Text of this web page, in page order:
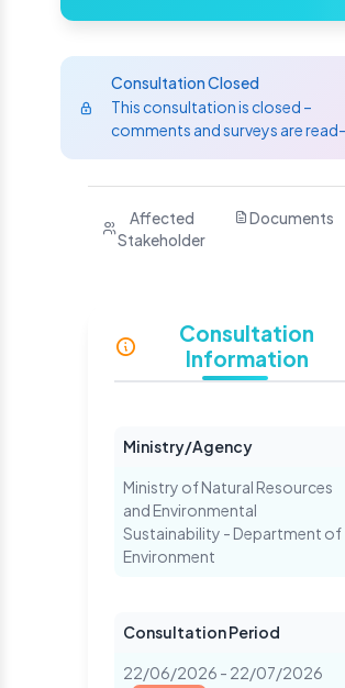
Consultation Closed
This consultation is closed –
comments and surveys are
Affected
Stakeholder
Documents
Consultation
Information
Ministry/Agency
Ministry of Natural Resources
and Environmental
Sustainability - Department of
Environment
Consultation Period
22/06/2026 - 22/07/2026